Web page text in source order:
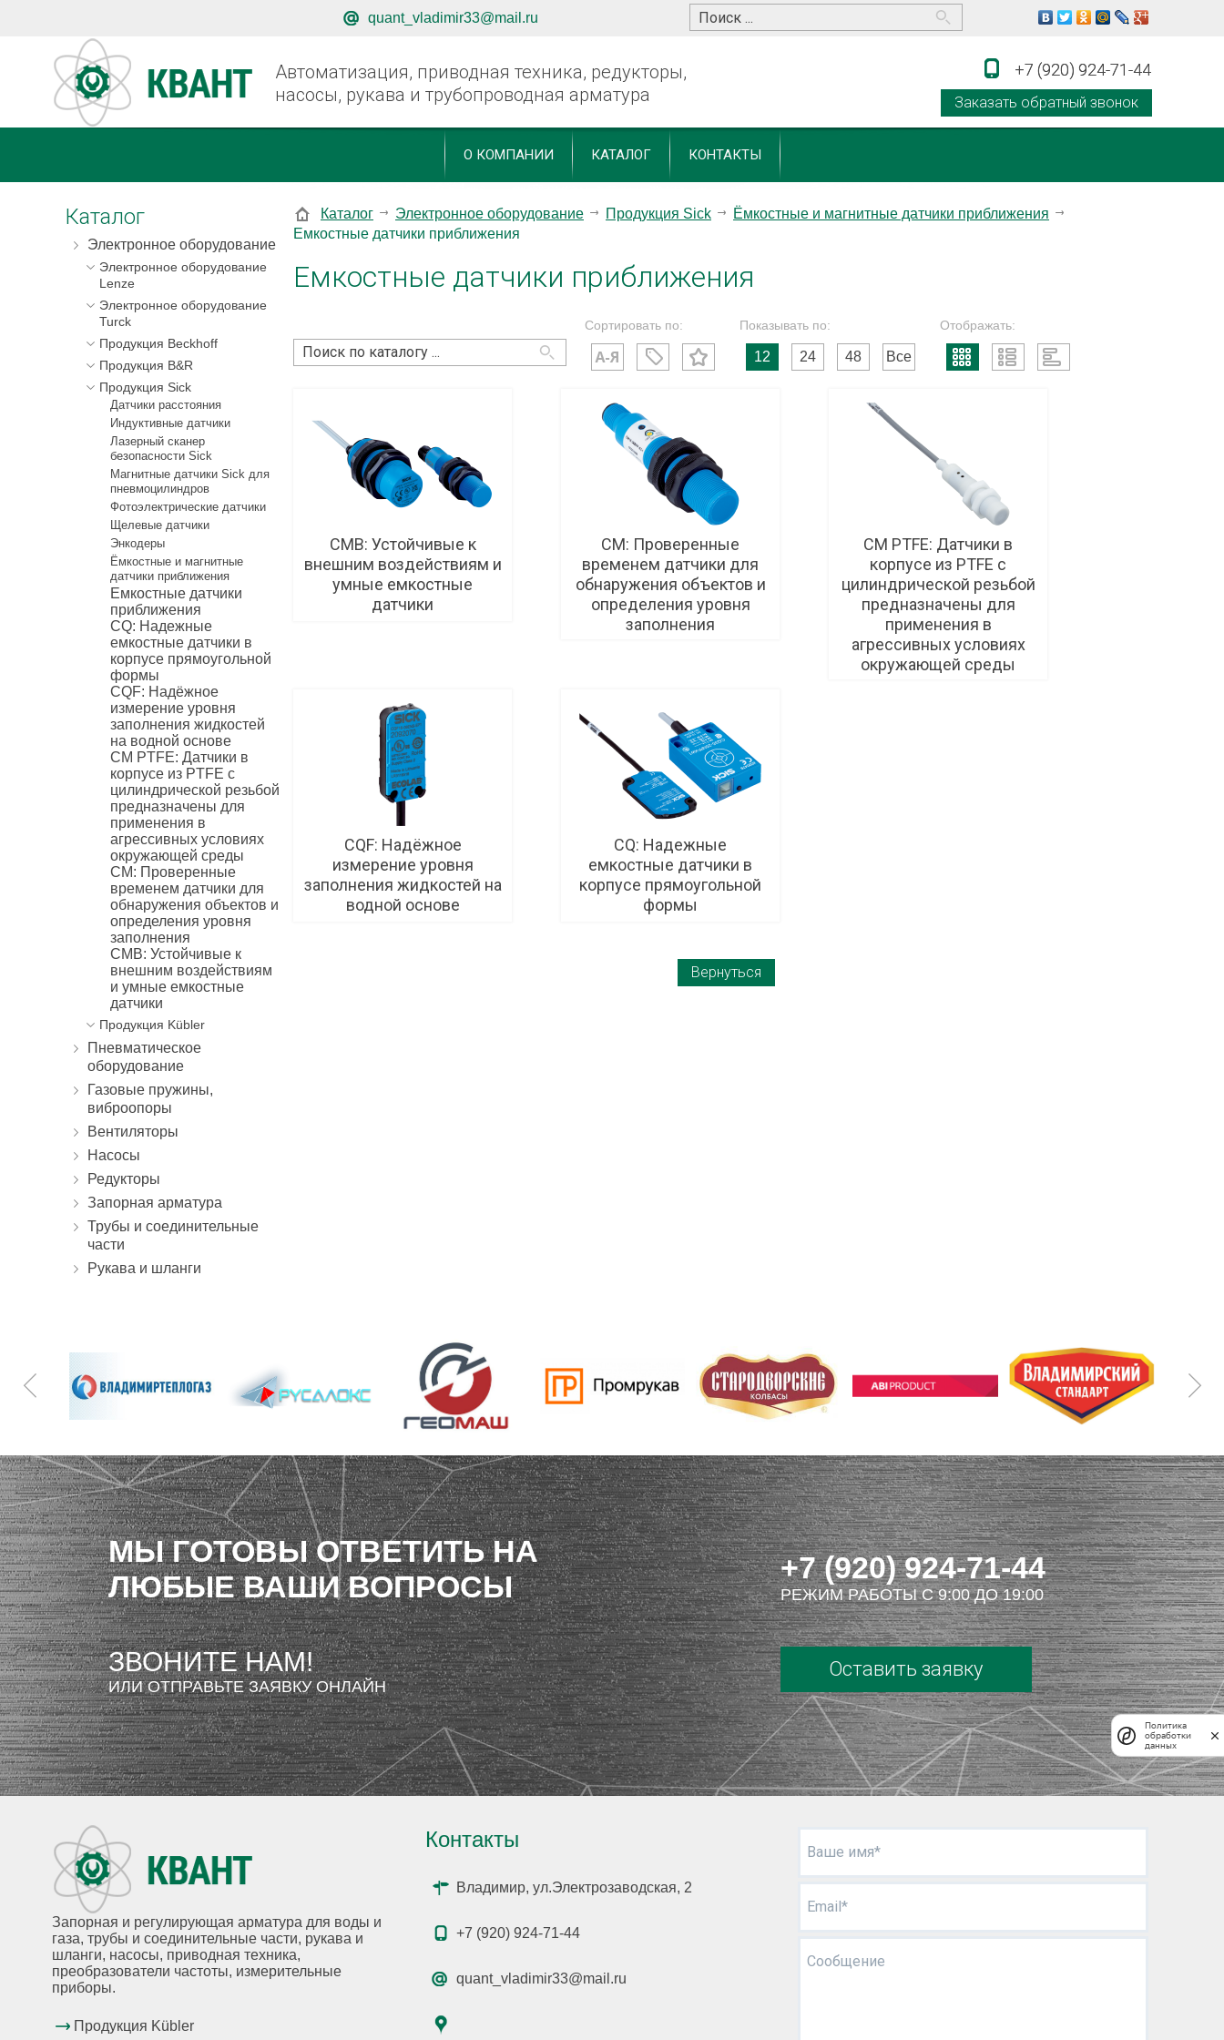
quant_vladimir33@mail.ru
Автоматизация, приводная техника, редукторы,
насосы, рукава и трубопроводная арматура
+7 (920) 924-71-44
Заказать обратный звонок
+7 (920) 924-71-44
О КОМПАНИИ КАТАЛОГ КОНТАКТЫ
Каталог
Электронное оборудование
Электронное оборудование
Lenze
Электронное оборудование
Turck
Продукция Beckhoff
Продукция B&R
Продукция Sick
Датчики расстояния
Индуктивные датчики
Лазерный сканер
безопасности Sick
Магнитные датчики Sick для
пневмоцилиндров
Фотоэлектрические датчики
Щелевые датчики
Энкодеры
Ёмкостные и магнитные
датчики приближения
Емкостные датчики
приближения
CQ: Надежные
емкостные датчики в
корпусе прямоугольной
формы
CQF: Надёжное
измерение уровня
заполнения жидкостей
на водной основе
CM PTFE: Датчики в
корпусе из PTFE c
цилиндрической резьбой
предназначены для
применения в
агрессивных условиях
окружающей среды
CM: Проверенные
временем датчики для
обнаружения объектов и
определения уровня
заполнения
CMB: Устойчивые к
внешним воздействиям
и умные емкостные
датчики
Продукция Kübler
Пневматическое
оборудование
Газовые пружины,
виброопоры
Вентиляторы
Насосы
Редукторы
Запорная арматура
Трубы и соединительные
части
Рукава и шланги
Каталог Электронное оборудование Продукция Sick
Ёмкостные и магнитные датчики приближения
Емкостные датчики приближения
Емкостные датчики приближения
Сортировать по: Показывать по:
12 24 48 Все
Отображать:
CMB: Устойчивые к
внешним воздействиям и
умные емкостные
датчики
CM: Проверенные
временем датчики для
обнаружения объектов и
определения уровня
заполнения
CM PTFE: Датчики в
корпусе из PTFE c
цилиндрической резьбой
предназначены для
применения в
агрессивных условиях
окружающей среды
CQF: Надёжное
измерение уровня
заполнения жидкостей на
водной основе
CQ: Надежные
емкостные датчики в
корпусе прямоугольной
формы
Вернуться
МЫ ГОТОВЫ ОТВЕТИТЬ НА
ЛЮБЫЕ ВАШИ ВОПРОСЫ
ЗВОНИТЕ НАМ!
ИЛИ ОТПРАВЬТЕ ЗАЯВКУ ОНЛАЙН
+7 (920) 924-71-44
РЕЖИМ РАБОТЫ С 9:00 ДО 19:00
Оставить заявку
Запорная и регулирующая арматура для воды и
газа, трубы и соединительные части, рукава и
шланги, насосы, приводная техника,
преобразователи частоты, измерительные
приборы.
Продукция Kübler
Контакты
Владимир, ул.Электрозаводская, 2
+7 (920) 924-71-44
quant_vladimir33@mail.ru
Ваше имя*
Email*
Сообщение
Политика
обработки
данных